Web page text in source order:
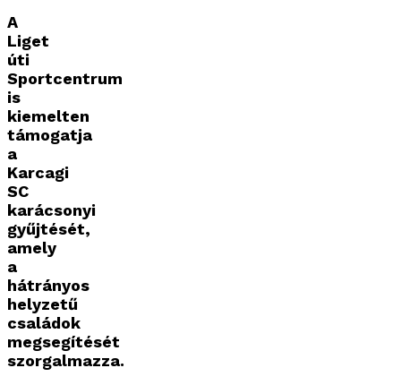
A
Liget
úti
Sportcentrum
is
kiemelten
támogatja
a
Karcagi
SC
karácsonyi
gyűjtését,
amely
a
hátrányos
helyzetű
családok
megsegítését
szorgalmazza.